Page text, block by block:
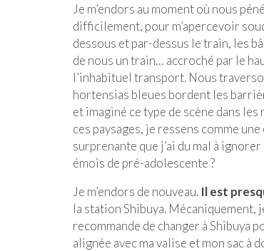
Je m’endors au moment où nous
difficilement, pour m’apercevoir
dessous et par-dessus le train, les
de nous un train… accroché par le
l’inhabituel transport. Nous
hortensias bleues bordent les
et imaginé ce type de scène dans
ces paysages, je ressens comme
surprenante que j’ai du mal à
émois de pré-adolescente ?
Je m’endors de nouveau. Il est
la station Shibuya. Mécaniquement,
recommande de changer à Shibuya
alignée avec ma valise et mon sac